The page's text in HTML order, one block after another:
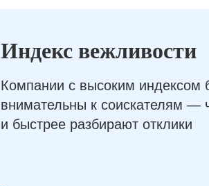
Индекс вежливости
Компании с высоким индексом
внимательны к соискателям —
и быстрее разбирают отклики